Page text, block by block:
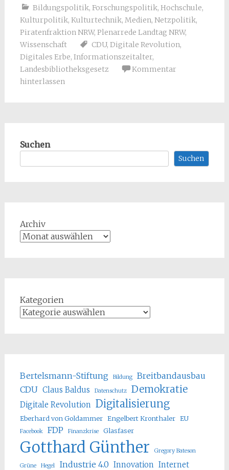
Bildungspolitik, Forschungspolitik, Hochschule,
Kulturpolitik, Kulturtechnik, Medien, Netzpolitik,
Piratenfraktion NRW, Plenarrede Landtag NRW,
Wissenschaft
CDU, Digitale Revolution,
Digitales Erbe, Informationszeitalter,
Landesbibliotheksgesetz
Kommentar
hinterlassen
Suchen
Suchen
Archiv
Kategorien
Bertelsmann-Stiftung Bildung
Breitbandausbau
CDU Claus Baldus Datenschutz Demokratie
Digitale Revolution Digitalisierung
Eberhard von Goldammer Engelbert Kronthaler EU
Facebook FDP Finanzkrise Glasfaser
Gotthard Günther Gregory Bateson
Grüne Hegel Industrie 4.0 Innovation Internet